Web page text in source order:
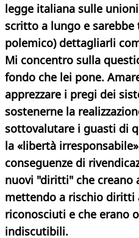
legge italiana sulle
scritto a lungo e
polemico) dettagliarli
Mi concentro sulla
fondo che lei pone.
apprezzare i pregi dei
sostenerne la
sottovalutare i guasti di
la «libertà
conseguenze di
nuovi "diritti" che creano
mettendo a rischio diritti
riconosciuti e che erano
indiscutibili.